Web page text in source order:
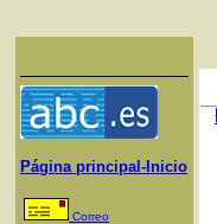
Página principal-Inicio
Correo